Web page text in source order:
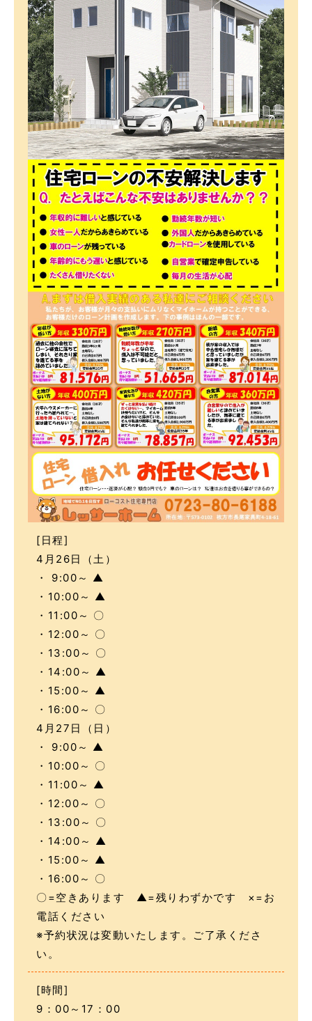
[日程]
4月26日（土）
・ 9:00～ ▲
・10:00～ ▲
・11:00～ 〇
・12:00～ 〇
・13:00～ 〇
・14:00～ ▲
・15:00～ ▲
・16:00～ 〇
4月27日（日）
・ 9:00～ ▲
・10:00～ 〇
・11:00～ ▲
・12:00～ 〇
・13:00～ 〇
・14:00～ ▲
・15:00～ ▲
・16:00～ 〇
〇=空きあります ▲=残りわずかです ×=お
電話ください
※予約状況は変動いたします。ご了承くださ
い。
[時間]
9：00～17：00